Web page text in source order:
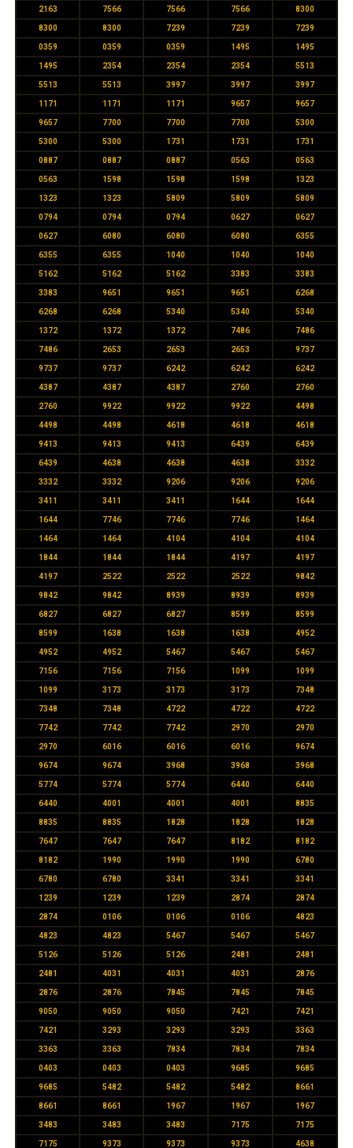
2163 7566 7566 7566 8300
8300 8300 7239 7239 7239
0359 0359 0359 1495 1495
1495 2354 2354 2354 5513
5513 5513 3997 3997 3997
1171 1171 1171 9657 9657
9657 7700 7700 7700 5300
5300 5300 1731 1731 1731
0887 0887 0887 0563 0563
0563 1598 1598 1598 1323
1323 1323 5809 5809 5809
0794 0794 0794 0627 0627
0627 6080 6080 6080 6355
6355 6355 1040 1040 1040
5162 5162 5162 3383 3383
3383 9651 9651 9651 6268
6268 6268 5340 5340 5340
1372 1372 1372 7486 7486
7486 2653 2653 2653 9737
9737 9737 6242 6242 6242
4387 4387 4387 2760 2760
2760 9922 9922 9922 4498
4498 4498 4618 4618 4618
9413 9413 9413 6439 6439
6439 4638 4638 4638 3332
3332 3332 9206 9206 9206
3411 3411 3411 1644 1644
1644 7746 7746 7746 1464
1464 1464 4104 4104 4104
1844 1844 1844 4197 4197
4197 2522 2522 2522 9842
9842 9842 8939 8939 8939
6827 6827 6827 8599 8599
8599 1638 1638 1638 4952
4952 4952 5467 5467 5467
7156 7156 7156 1099 1099
1099 3173 3173 3173 7348
7348 7348 4722 4722 4722
7742 7742 7742 2970 2970
2970 6016 6016 6016 9674
9674 9674 3968 3968 3968
5774 5774 5774 6440 6440
6440 4001 4001 4001 8835
8835 8835 1828 1828 1828
7647 7647 7647 8182 8182
8182 1990 1990 1990 6780
6780 6780 3341 3341 3341
1239 1239 1239 2874 2874
2874 0106 0106 0106 4823
4823 4823 5467 5467 5467
5126 5126 5126 2481 2481
2481 4031 4031 4031 2876
2876 2876 7845 7845 7845
9050 9050 9050 7421 7421
7421 3293 3293 3293 3363
3363 3363 7834 7834 7834
0403 0403 0403 9685 9685
9685 5482 5482 5482 8661
8661 8661 1967 1967 1967
3483 3483 3483 7175 7175
7175 9373 9373 9373 4638